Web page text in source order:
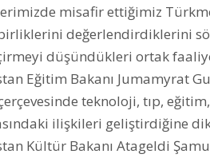
misafir ettiğimiz
değerlendirdiklerini
düşündükleri ortak
Eğitim Bakanı Jumamyrat
teknoloji, tıp,
ilişkileri geliştirdiğine
Kültür Bakanı Atageldi